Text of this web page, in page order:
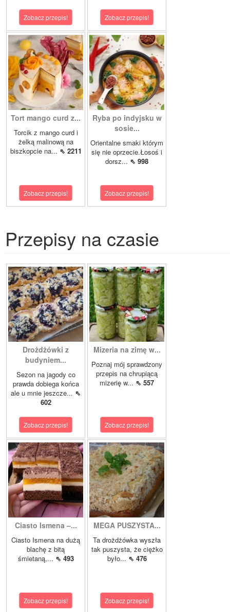
Zobacz przepis! Zobacz przepis!
Tort mango curd z...
Torcik z mango curd i
żelką malinową na
biszkopcie na... ⇖ 2211
Zobacz przepis!
Ryba po indyjsku w
sosie...
Orientalne smaki którym
się nie oprzecie.Łosoś i
dorsz... ⇖ 998
Zobacz przepis!
Przepisy na czasie
Drożdżówki z
budyniem...
Sezon na jagody co
prawda dobiega końca
ale u mnie jeszcze... ⇖
602
Zobacz przepis!
Mizeria na zimę w...
Poznaj mój sprawdzony
przepis na chrupiącą
mizerię w... ⇖ 557
Zobacz przepis!
Ciasto Ismena –...
Ciasto Ismena na dużą
blachę z bitą
śmietaną,... ⇖ 493
Zobacz przepis!
MEGA PUSZYSTA...
Ta drożdżówka wyszła
tak puszysta, że ciężko
było... ⇖ 476
Zobacz przepis!